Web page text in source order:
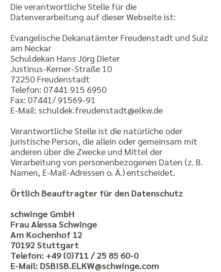
Die verantwortliche Stelle für die
Datenverarbeitung auf dieser Webseite ist:
Evangelische Dekanatämter Freudenstadt und Sulz
am Neckar
Schuldekan Hans Jörg Dieter
Justinus-Kerner-Straße 10
72250 Freudenstadt
Telefon: 07441 915 6950
Fax: 07441/ 91569-91
E-Mail: schuldek.freudenstadt@elkw.de
Verantwortliche Stelle ist die natürliche oder
juristische Person, die allein oder gemeinsam mit
anderen über die Zwecke und Mittel der
Verarbeitung von personenbezogenen Daten (z. B.
Namen, E-Mail-Adressen o. Ä.) entscheidet.
Örtlich Beauftragter für den Datenschutz
schwinge GmbH
Frau Alessa Schwinge
Am Kochenhof 12
70192 Stuttgart
Telefon: +49 (0)711 / 25 85 60-0
E-Mail: DSBISB.ELKW@schwinge.com